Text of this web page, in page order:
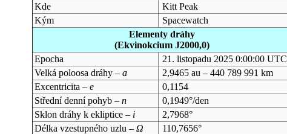
Kde
Kitt Peak
Kým
Spacewatch
Elementy dráhy
(Ekvinokcium J2000,0)
Epocha
21. listopadu 2025 0:00:00 UTC
Velká poloosa dráhy – a
2,9465 au – 440 789 991 km
Excentricita – e
0,1154
Střední denní pohyb – n
0,1949°/den
Sklon dráhy k ekliptice – i
2,7968°
Délka vzestupného uzlu – Ω
110,7656°